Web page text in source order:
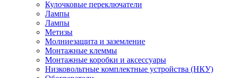
Кулочковые переключатели
Лампы
Лампы
Метизы
Молниезащита и заземление
Монтажные клеммы
Монтажные коробки и аксессуары
Низковольтные комплектные устройства (НКУ)